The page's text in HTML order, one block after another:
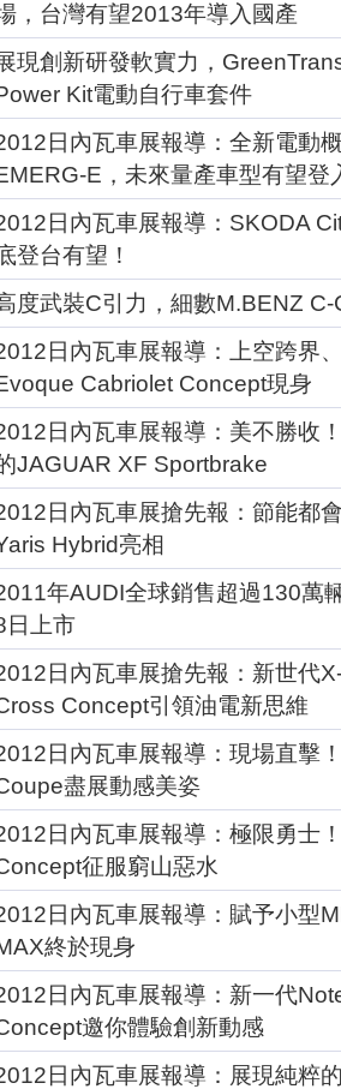
，台灣有望2013年導入國產
現創新研發軟實力，
Kit電動自行車套件
日內瓦車展報導：全新電動
E，未來量產車型有望登
日內瓦車展報導：SKODA
登台有望！
度武裝C引力，細數M.BENZ
日內瓦車展報導：上空跨界
Cabriolet Concept現身
日內瓦車展報導：美不勝收
JAGUAR XF Sportbrake
日內瓦車展搶先報：節能都
Hybrid亮相
年AUDI全球銷售超過130萬
日上市
日內瓦車展搶先報：新世代
Concept引領油電新思維
日內瓦車展報導：現場直擊
盡展動感美姿
日內瓦車展報導：極限勇士
征服窮山惡水
日內瓦車展報導：賦予小型
終於現身
日內瓦車展報導：新一代
邀你體驗創新動感
日內瓦車展報導：展現純粹